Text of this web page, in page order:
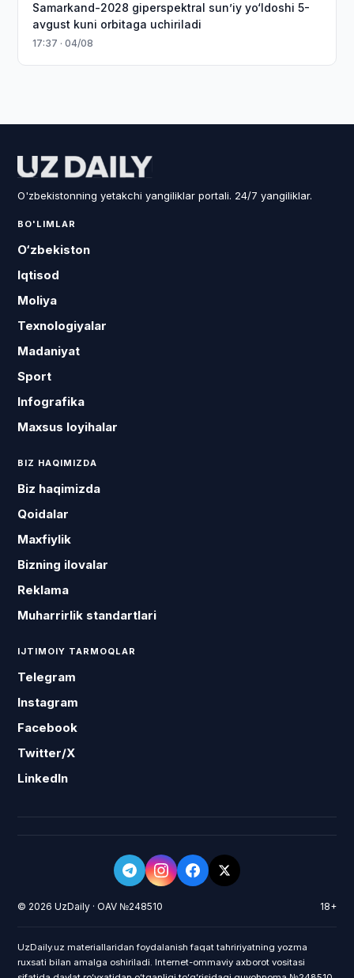
Samarkand-2028 giperspektral sun’iy yo‘ldoshi 5-
avgust kuni orbitaga uchiriladi
17:37 · 04/08
O'zbekistonning yetakchi yangiliklar portali. 24/7 yangiliklar.
BO'LIMLAR
O‘zbekiston
Iqtisod
Moliya
Texnologiyalar
Madaniyat
Sport
Infografika
Maxsus loyihalar
BIZ HAQIMIZDA
Biz haqimizda
Qoidalar
Maxfiylik
Bizning ilovalar
Reklama
Muharrirlik standartlari
IJTIMOIY TARMOQLAR
Telegram
Instagram
Facebook
Twitter/X
LinkedIn
© 2026 UzDaily · OAV №248510 18+
UzDaily.uz materiallaridan foydalanish faqat tahririyatning yozma
ruxsati bilan amalga oshiriladi. Internet-ommaviy axborot vositasi